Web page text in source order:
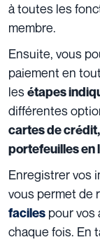
à toutes les
membre.
Ensuite, vous
paiement en
lesétapes
différentes
cartes de
portefeuilles en
Enregistrer vos
vous permet de
faciles pour vos
chaque fois. En